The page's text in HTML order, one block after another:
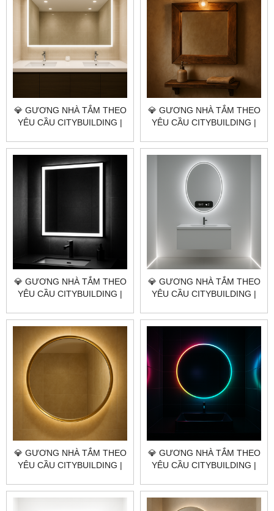
💎 GƯƠNG NHÀ TẮM THEO
YÊU CẦU CITYBUILDING |
GIÁ GƯƠNG NHÀ TẮM XÃ
XUYÊN MỘC TP.HCM
💎 GƯƠNG NHÀ TẮM THEO
YÊU CẦU CITYBUILDING |
GIÁ GƯƠNG NHÀ TẮM XÃ
HỒ TRÀM TP.HCM
💎 GƯƠNG NHÀ TẮM THEO
YÊU CẦU CITYBUILDING |
GIÁ GƯƠNG NHÀ TẮM XÃ
NGHĨA THÀNH TP.HCM
💎 GƯƠNG NHÀ TẮM THEO
YÊU CẦU CITYBUILDING |
GIÁ GƯƠNG NHÀ TẮM XÃ
💎 GƯƠNG NHÀ TẮM THEO
YÊU CẦU CITYBUILDING |
GIÁ GƯƠNG NHÀ TẮM XÃ
💎 GƯƠNG NHÀ TẮM THEO
YÊU CẦU CITYBUILDING |
GIÁ GƯƠNG NHÀ TẮM XÃ
KIM LONG TP.HCM